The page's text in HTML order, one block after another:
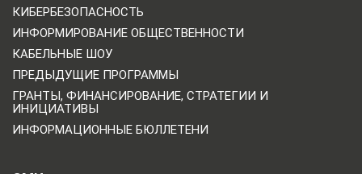
КИБЕРБЕЗОПАСНОСТЬ
ИНФОРМИРОВАНИЕ ОБЩЕСТВЕННОСТИ
КАБЕЛЬНЫЕ ШОУ
ПРЕДЫДУЩИЕ ПРОГРАММЫ
ГРАНТЫ, ФИНАНСИРОВАНИЕ, СТРАТЕГИИ И
ИНИЦИАТИВЫ
ИНФОРМАЦИОННЫЕ БЮЛЛЕТЕНИ